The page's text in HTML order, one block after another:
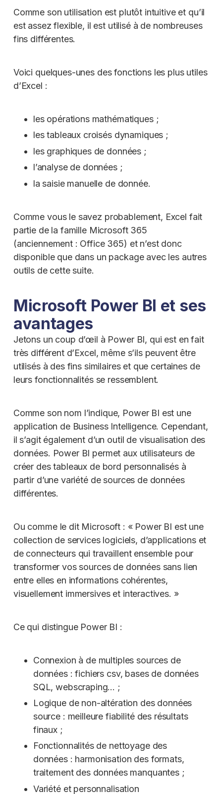
Comme son utilisation est plutôt intuitive et qu’il
est assez flexible, il est utilisé à de nombreuses
fins différentes.
Voici quelques-unes des fonctions les plus utiles
d’Excel :
les opérations mathématiques ;
les tableaux croisés dynamiques ;
les graphiques de données ;
l’analyse de données ;
la saisie manuelle de donnée.
Comme vous le savez probablement, Excel fait
partie de la famille Microsoft 365
(anciennement : Office 365) et n’est donc
disponible que dans un package avec les autres
outils de cette suite.
Microsoft Power BI et ses
avantages
Jetons un coup d’œil à Power BI, qui est en fait
très différent d’Excel, même s’ils peuvent être
utilisés à des fins similaires et que certaines de
leurs fonctionnalités se ressemblent.
Comme son nom l’indique, Power BI est une
application de Business Intelligence. Cependant,
il s’agit également d’un outil de visualisation des
données. Power BI permet aux utilisateurs de
créer des tableaux de bord personnalisés à
partir d’une variété de sources de données
différentes.
Ou comme le dit Microsoft : « Power BI est une
collection de services logiciels, d’applications et
de connecteurs qui travaillent ensemble pour
transformer vos sources de données sans lien
entre elles en informations cohérentes,
visuellement immersives et interactives. »
Ce qui distingue Power BI :
Connexion à de multiples sources de
données : fichiers csv, bases de données
SQL, webscraping… ;
Logique de non-altération des données
source : meilleure fiabilité des résultats
finaux ;
Fonctionnalités de nettoyage des
données : harmonisation des formats,
traitement des données manquantes ;
Variété et personnalisation